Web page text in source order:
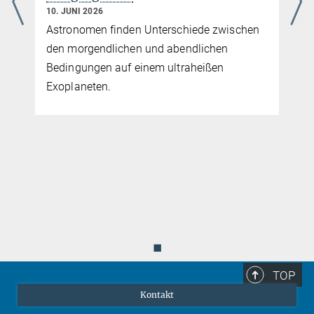
Supererde
4. MAI 2026
Beobachtungen mit dem Weltraumteleskop
James Webb ermitteln Eigenschaften der
heißen Gesteinskruste eines Exoplaneten
◼
TOP
Kontakt